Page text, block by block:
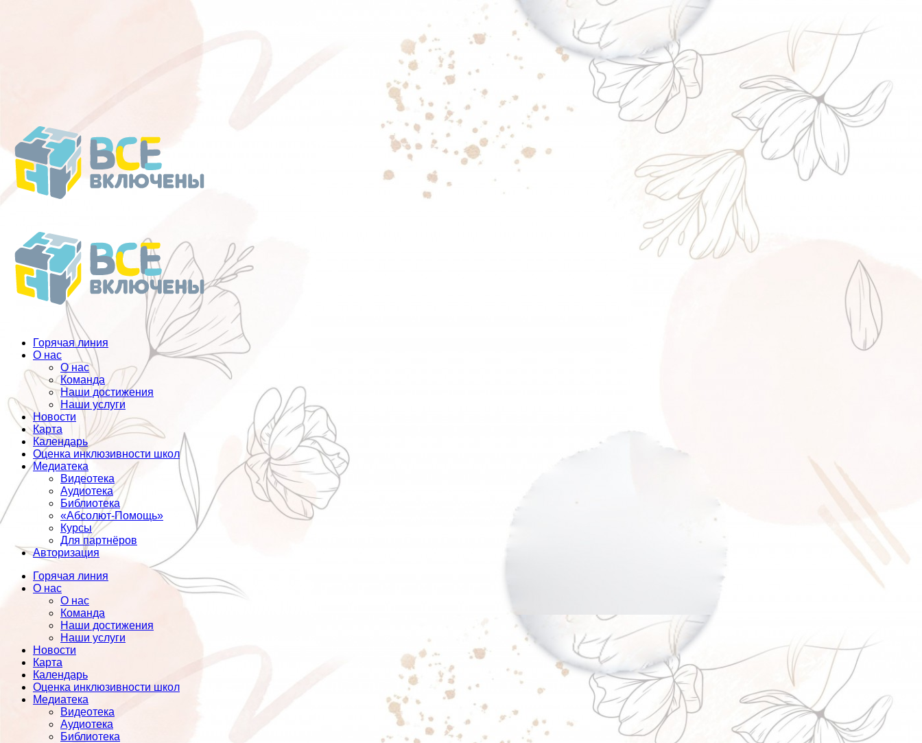
Горячая линия
О нас
О нас
Команда
Наши достижения
Наши услуги
Новости
Карта
Календарь
Оценка инклюзивности школ
Медиатека
Видеотека
Аудиотека
Библиотека
«Абсолют-Помощь»
Курсы
Для партнёров
Авторизация
Горячая линия
О нас
О нас
Команда
Наши достижения
Наши услуги
Новости
Карта
Календарь
Оценка инклюзивности школ
Медиатека
Видеотека
Аудиотека
Библиотека